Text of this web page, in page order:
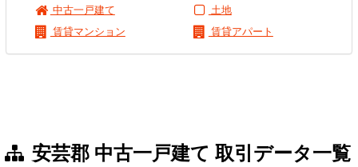
中古一戸建て
土地
賃貸マンション
賃貸アパート
安芸郡 中古一戸建て 取引データ一覧